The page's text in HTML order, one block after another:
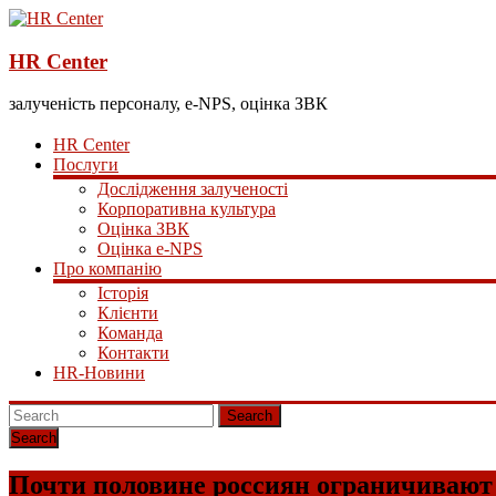
HR Center
залученість персоналу, e-NPS, оцінка ЗВК
HR Center
Послуги
Дослідження залученості
Корпоративна культура
Оцінка ЗВК
Оцінка e-NPS
Про компанію
Історія
Клієнти
Команда
Контакти
HR-Новини
Search
Почти половине россиян